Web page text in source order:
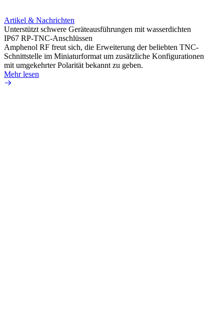
Artikel & Nachrichten
Unterstützt schwere Geräteausführungen mit wasserdichten
IP67 RP-TNC-Anschlüssen
Amphenol RF freut sich, die Erweiterung der beliebten TNC-
Schnittstelle im Miniaturformat um zusätzliche Konfigurationen
mit umgekehrter Polarität bekannt zu geben.
Mehr lesen